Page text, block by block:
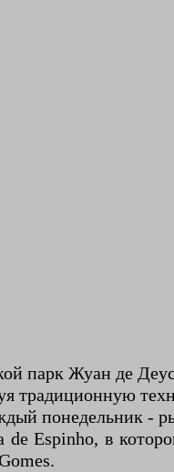
парк Жуан де
традиционную
понедельник -
Espinho, в